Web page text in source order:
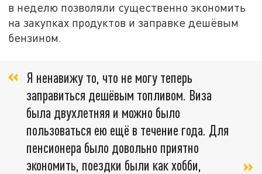
в неделю позволяли существенно экономить
на закупках продуктов и заправке дешёвым
бензином.
Я ненавижу то, что не могу теперь
заправиться дешёвым топливом. Виза
была двухлетняя и можно было
пользоваться ею ещё в течение года. Для
пенсионера было довольно приятно
экономить, поездки были как хобби,